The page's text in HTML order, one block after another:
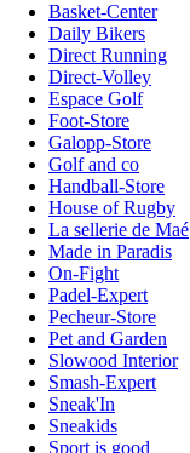
Basket-Center
Daily Bikers
Direct Running
Direct-Volley
Espace Golf
Foot-Store
Galopp-Store
Golf and co
Handball-Store
House of Rugby
La sellerie de Maé
Made in Paradis
On-Fight
Padel-Expert
Pecheur-Store
Pet and Garden
Slowood Interior
Smash-Expert
Sneak'In
Sneakids
Sport is good